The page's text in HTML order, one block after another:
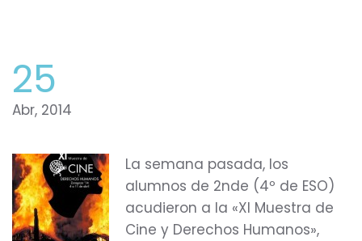
25
Abr, 2014
La semana pasada, los
alumnos de 2nde (4º de ESO)
acudieron a la «XI Muestra de
Cine y Derechos Humanos»,